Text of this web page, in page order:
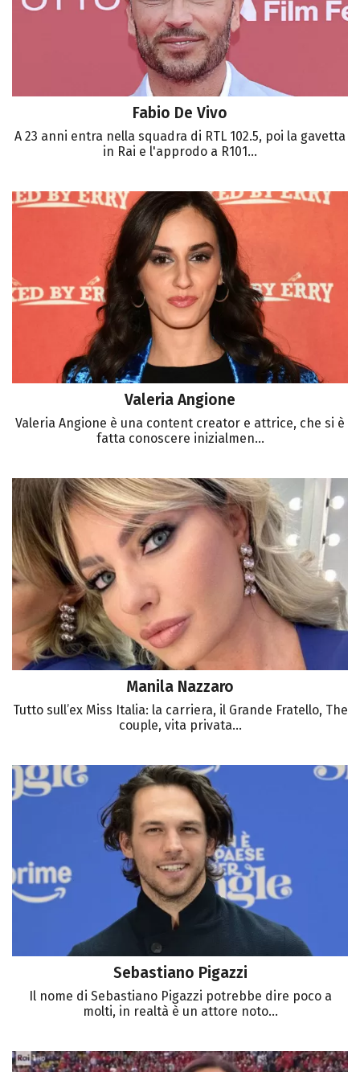
Fabio De Vivo
A 23 anni entra nella squadra di RTL 102.5, poi la gavetta
in Rai e l'approdo a R101...
Valeria Angione
Valeria Angione è una content creator e attrice, che si è
fatta conoscere inizialmen...
Manila Nazzaro
Tutto sull’ex Miss Italia: la carriera, il Grande Fratello, The
couple, vita privata...
Sebastiano Pigazzi
Il nome di Sebastiano Pigazzi potrebbe dire poco a
molti, in realtà è un attore noto...